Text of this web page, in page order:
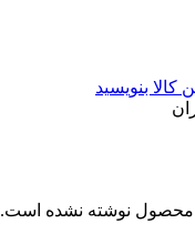
کالا بنویسید
محصول نوشته نشده است.